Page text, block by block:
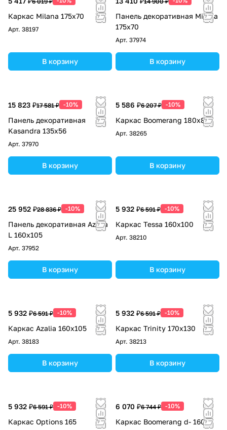
Каркас Milana 175х70
Арт. 38197
В корзину
Панель декоративная Milana
175х70
Арт. 37974
В корзину
15 823 ₽17 581 ₽ -10%
Панель декоративная
Kasandra 135х56
Арт. 37970
В корзину
5 586 ₽6 207 ₽ -10%
Каркас Boomerang 180x80
Арт. 38265
В корзину
25 952 ₽28 836 ₽ -10%
Панель декоративная Azalia
L 160x105
Арт. 37952
В корзину
5 932 ₽6 591 ₽ -10%
Каркас Tessa 160х100
Арт. 38210
В корзину
5 932 ₽6 591 ₽ -10%
Каркас Azalia 160х105
Арт. 38183
В корзину
5 932 ₽6 591 ₽ -10%
Каркас Trinity 170х130
Арт. 38213
В корзину
5 932 ₽6 591 ₽ -10%
Каркас Options 165
6 070 ₽6 744 ₽ -10%
Каркас Boomerang d- 160